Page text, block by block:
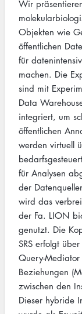
Wir
Objekten wie
öffentlichen
für
machen. Die
sind mit
Data
integriert, um
öffentlichen
werden virtuell
bedarfsgesteuert
für Analysen
der
wird das
der Fa. LION
genutzt. Die
SRS erfolgt
Query-
Beziehungen
zwischen den
Dieser hybride